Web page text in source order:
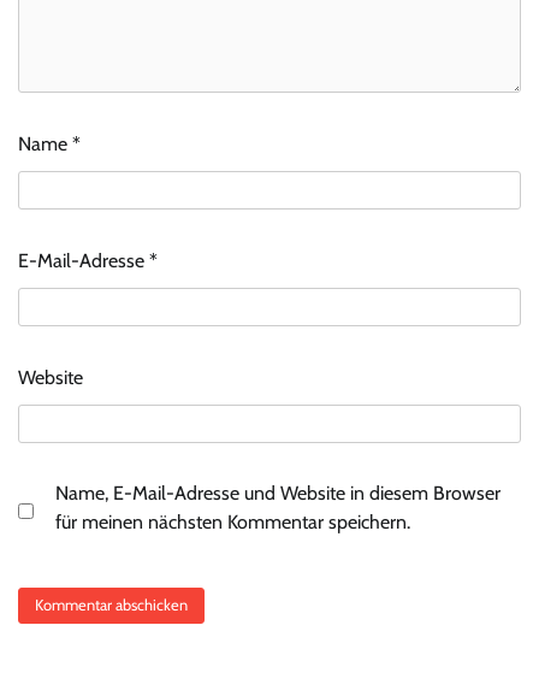
Name *
E-Mail-Adresse *
Website
Name, E-Mail-Adresse und Website in diesem Browser
für meinen nächsten Kommentar speichern.